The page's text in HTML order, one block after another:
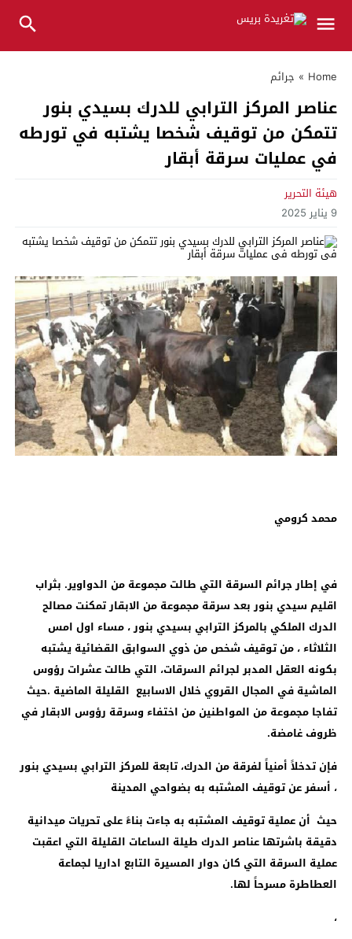
Home
» جرائم
عناصر المركز الترابي للدرك بسيدي بنور
تتمكن من توقيف شخصا يشتبه في تورطه
في عمليات سرقة أبقار
هيئة التحرير
9 يناير 2025
محمد كرومي
في إطار جرائم السرقة التي طالت مجموعة من الدواوير. بثراب
اقليم سيدي بنور بعد سرقة مجموعة من الابقار تمكنت مصالح
الدرك الملكي بالمركز الترابي بسيدي بنور ، مساء اول امس
الثلاثاء ، من توقيف شخص من ذوي السوابق القضائية يشتبه
بكونه العقل المدبر لجرائم السرقات، التي طالت عشرات رؤوس
الماشية في المجال القروي خلال الاسابيع القليلة الماضية .حيث
تفاجا مجموعة من المواطنين من اختفاء وسرقة رؤوس الابقار في
ظروف غامضة.
فإن تدخلاً أمنياً لفرقة من الدرك، تابعة للمركز الترابي بسيدي بنور
، أسفر عن توقيف المشتبه به بضواحي المدينة
حيث أن عملية توقيف المشتبه به جاءت بناءً على تحريات ميدانية
دقيقة باشرتها عناصر الدرك طيلة الساعات القليلة التي اعقبت
عملية السرقة التي كان دوار المسيرة التابع اداريا لجماعة
العطاطرة مسرحاً لها.
،